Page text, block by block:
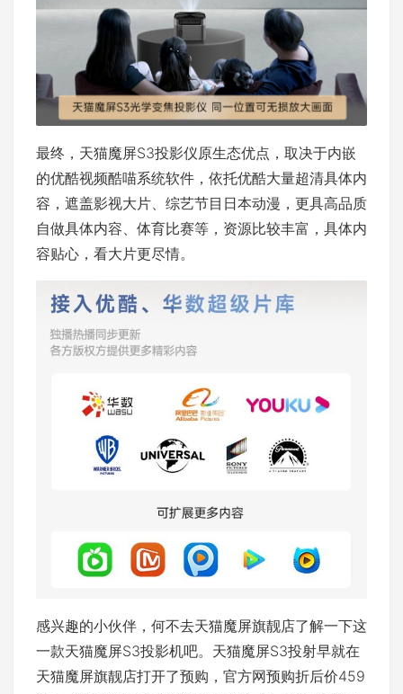
最终，天猫魔屏S3投影仪原生态优点，取决于内嵌
的优酷视频酷喵系统软件，依托优酷大量超清具体内
容，遮盖影视大片、综艺节目日本动漫，更具高品质
自做具体内容、体育比赛等，资源比较丰富，具体内
容贴心，看大片更尽情。
感兴趣的小伙伴，何不去天猫魔屏旗靓店了解一下这
一款天猫魔屏S3投影机吧。天猫魔屏S3投射早就在
天猫魔屏旗靓店打开了预购，官方网预购折后价459